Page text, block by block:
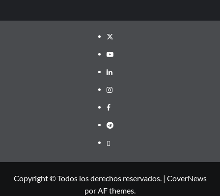
Twitter
YouTube
LinkedIn
Instagram
Facebook
Telegram
PayPal
Copyright © Todos los derechos reservados. | CoverNews
por AF themes.